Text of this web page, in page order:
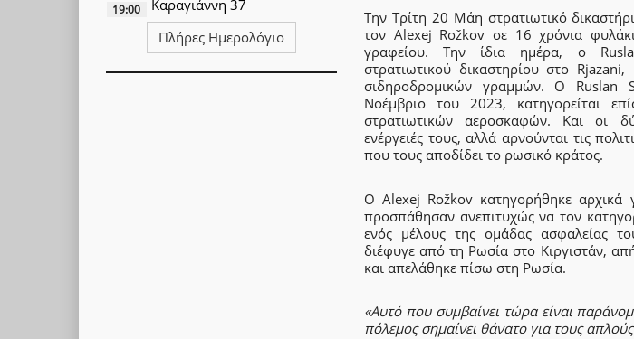
Την Τρίτη 20 Μάη στρατιωτικό
τον Alexej Rožkov σε 16 χρόνια
γραφείου. Την ίδια ημέρα, ο
στρατιωτικού δικαστηρίου στο
σιδηροδρομικών γραμμών. Ο Ruslan
Νοέμβριο του 2023, κατηγορείται
στρατιωτικών αεροσκαφών. Και οι
ενέργειές τους, αλλά αρνούνται τις
που τους αποδίδει το ρωσικό κράτος.
Ο Alexej Rožkov κατηγορήθηκε αρχικά
προσπάθησαν ανεπιτυχώς να τον
ενός μέλους της ομάδας ασφαλείας
διέφυγε από τη Ρωσία στο Κιργιστάν,
και απελάθηκε πίσω στη Ρωσία.
«Αυτό που συμβαίνει τώρα είναι
πόλεμος σημαίνει θάνατο για τους
19:00
Καραγιάννη 37
Πλήρες Ημερολόγιο